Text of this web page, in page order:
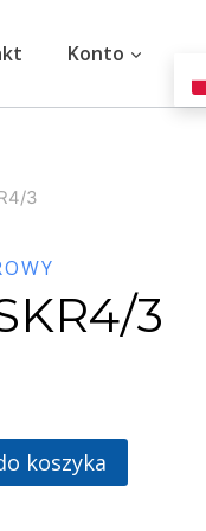
Konto
3
3
koszyka